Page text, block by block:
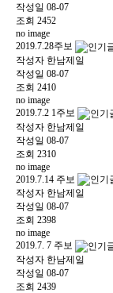
작성일 08-07
조회 2452
no image
2019.7.28주보
작성자 한남제일
작성일 08-07
조회 2410
no image
2019.7.2 1주보
작성자 한남제일
작성일 08-07
조회 2310
no image
2019.7.14 주보
작성자 한남제일
작성일 08-07
조회 2398
no image
2019.7. 7 주보
작성자 한남제일
작성일 08-07
조회 2439